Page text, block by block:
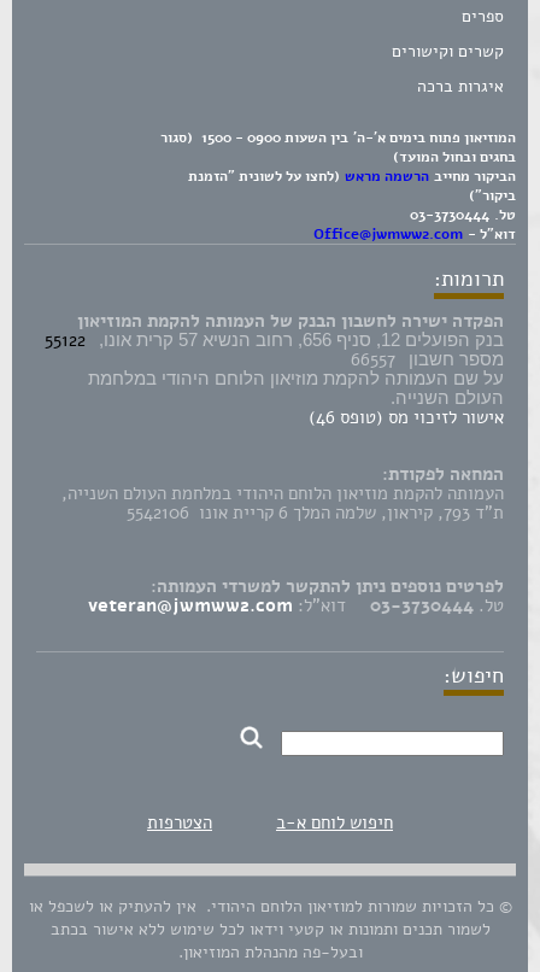
ספרים
קשרים וקישורים
איגרות ברכה
המוזיאון פתוח בימים א'-ה' בין השעות 0900 - 1500 (סגור
בחגים ובחול המועד)
הביקור מחייב הרשמה מראש (לחצו על לשונית "הזמנת
ביקור")
טל. 03-3730444
דוא"ל - Office@jwmww2.com
תרומות:
הפקדה ישירה לחשבון הבנק של העמותה להקמת המוזיאון
בנק הפועלים 12, סניף 656, רחוב הנשיא 57 קרית אונו, 55122
מספר חשבון 66557
על שם העמותה להקמת מוזיאון הלוחם היהודי במלחמת
העולם השנייה.
אישור לזיכוי מס (טופס 46)
המחאה לפקודת:
העמותה להקמת מוזיאון הלוחם היהודי במלחמת העולם השנייה,
ת"ד 793, קיראון, שלמה המלך 6 קריית אונו 5542106
לפרטים נוספים ניתן להתקשר למשרדי העמותה:
טל. 03-3730444 דוא"ל: veteran@jwmww2.com
חיפוש:
חיפוש לוחם א-ב הצטרפות
© כל הזכויות שמורות למוזיאון הלוחם היהודי. אין להעתיק או לשכפל או
לשמור תכנים ותמונות או קטעי וידאו לכל שימוש ללא אישור בכתב
ובעל-פה מהנהלת המוזיאון.